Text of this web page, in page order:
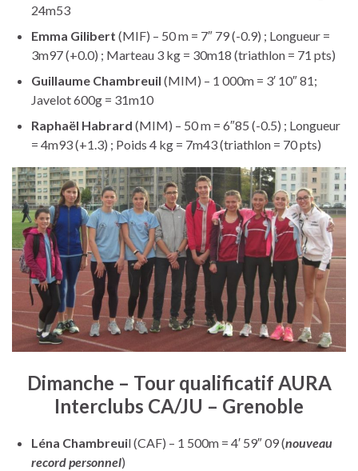
24m53
Emma Gilibert (MIF) – 50 m = 7″ 79 (-0.9) ; Longueur =
3m97 (+0.0) ; Marteau 3 kg = 30m18 (triathlon = 71 pts)
Guillaume Chambreuil (MIM) – 1 000m = 3′ 10″ 81;
Javelot 600g = 31m10
Raphaël Habrard (MIM) – 50 m = 6″85 (-0.5) ; Longueur
= 4m93 (+1.3) ; Poids 4 kg = 7m43 (triathlon = 70 pts)
Dimanche – Tour qualificatif AURA
Interclubs CA/JU – Grenoble
Léna Chambreuil (CAF) – 1 500m = 4′ 59″ 09 (nouveau
record personnel)